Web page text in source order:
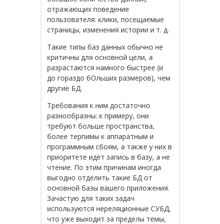
отражающих поведение
пользователя: клики, посещаемые
страницы, изменения истории и т. д.
Такие типы баз данных обычно не
критичны для основной цели, а
разрастаются намного быстрее (и
до гораздо бОльших размеров), чем
другие БД.
Требования к ним достаточно
разнообразны: к примеру, они
требуют больше пространства,
более терпимы к аппаратным и
программным сбоям, а также у них в
приоритете идёт запись в базу, а не
чтение. По этим причинам иногда
выгодно отделить такие БД от
основной базы вашего приложения.
Зачастую для таких задач
используются нереляционные СУБД,
что уже выходит за пределы темы,